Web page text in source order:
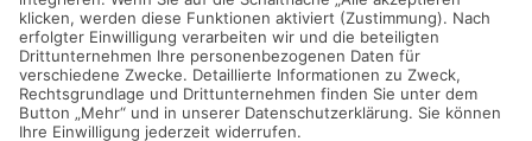
Grund- und Mittelschule Kirchseeon
Münchner Str. 19
85614 Kirchseeon
Tel 08091 53900-0